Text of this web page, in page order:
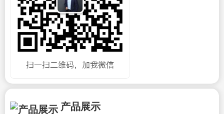
产品展示